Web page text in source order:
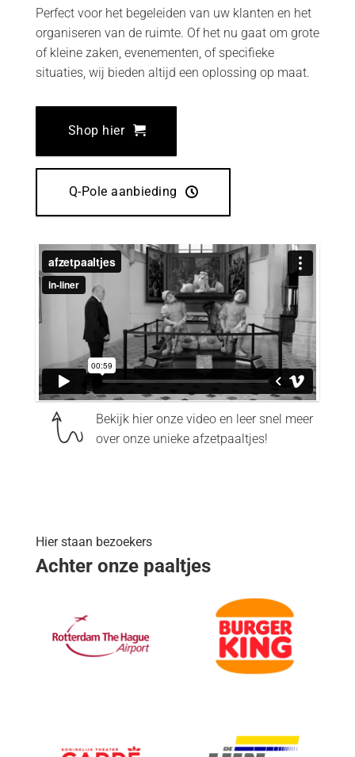
Perfect voor het begeleiden van uw klanten en het
organiseren van de ruimte. Of het nu gaat om grote
of kleine zaken, evenementen, of specifieke
situaties, wij bieden altijd een oplossing op maat.
Shop hier
Q-Pole aanbieding
Bekijk hier onze video en leer snel meer
over onze unieke afzetpaaltjes!
Hier staan bezoekers
Achter onze paaltjes